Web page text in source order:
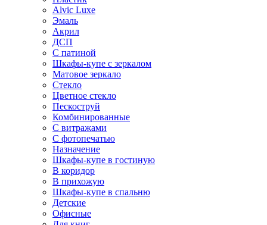
Alvic Luxe
Эмаль
Акрил
ДСП
С патиной
Шкафы-купе с зеркалом
Матовое зеркало
Стекло
Цветное стекло
Пескоструй
Комбинированные
С витражами
С фотопечатью
Назначение
Шкафы-купе в гостиную
В коридор
В прихожую
Шкафы-купе в спальню
Детские
Офисные